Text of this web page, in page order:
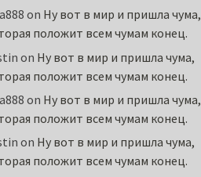
on Ну вот в мир и пришла чума,
положит всем чумам конец.
on Ну вот в мир и пришла чума,
положит всем чумам конец.
on Ну вот в мир и пришла чума,
положит всем чумам конец.
on Ну вот в мир и пришла чума,
положит всем чумам конец.